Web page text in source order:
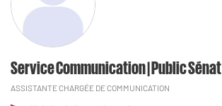
Service Communication | Public Sénat
ASSISTANTE CHARGÉE DE COMMUNICATION